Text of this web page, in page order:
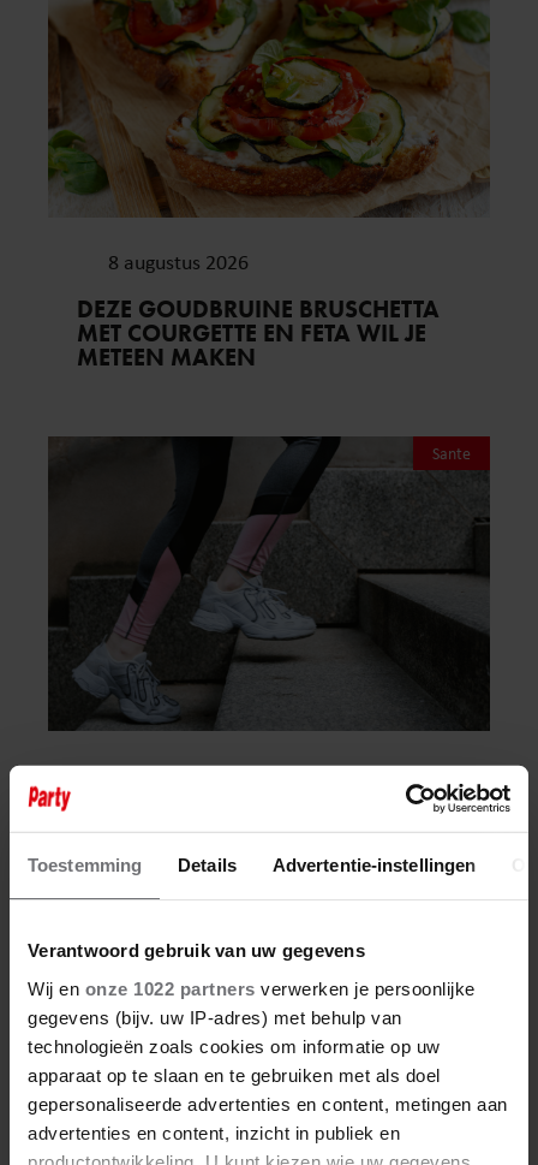
Toestemming Details Advertentie-instellingen
Verantwoord gebruik van uw gegevens
Wij en onze 1022 partners verwerken je persoonlijke
gegevens (bijv. uw IP-adres) met behulp van
technologieën zoals cookies om informatie op uw
apparaat op te slaan en te gebruiken met als doel
gepersonaliseerde advertenties en content, metingen aan
advertenties en content, inzicht in publiek en
8 augustus 2026
DEZE GOUDBRUINE BRUSCHETTA
MET COURGETTE EN FETA WIL JE
METEEN MAKEN
Sante
8 augustus 2026
NIET AAN JE CONDITIE)
Meer van Menno